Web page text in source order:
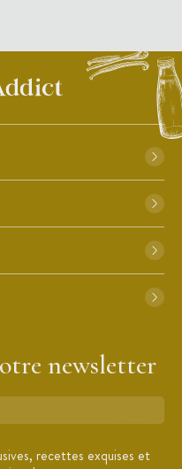
newsletter
recettes exquises et